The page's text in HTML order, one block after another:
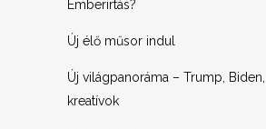
Emberirtás?
Új élő műsor indul
Új világpanoráma – Trump,
kreatívok